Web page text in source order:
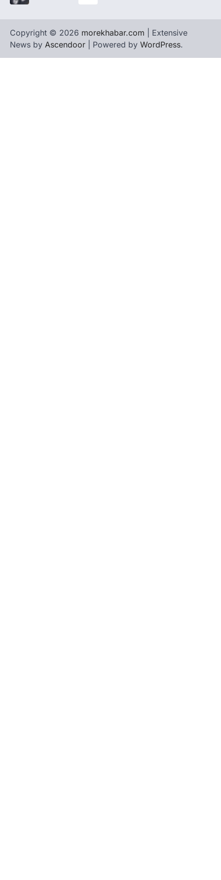
Copyright © 2026 morekhabar.com | Extensive
News by Ascendoor | Powered by WordPress.